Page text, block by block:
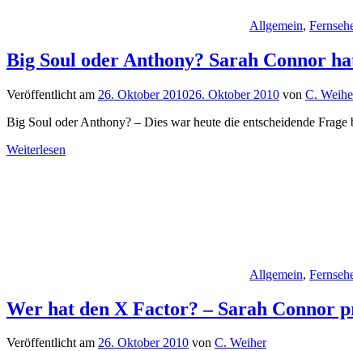
Allgemein,
Big Soul oder Anthony? Sarah Connor
Veröffentlicht am 26. Oktober 201026. Oktober 2010 von C.
Big Soul oder Anthony? – Dies war heute die entscheidende
Weiterlesen
Allgemein,
Wer hat den X Factor? – Sarah Connor
Veröffentlicht am 26. Oktober 2010 von C. Weiher